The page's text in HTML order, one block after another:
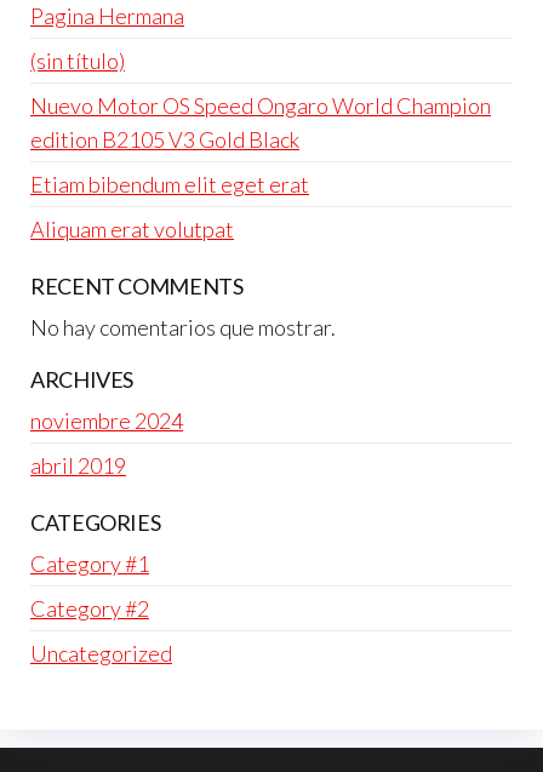
Pagina Hermana
(sin título)
Nuevo Motor OS Speed Ongaro World Champion
edition B2105 V3 Gold Black
Etiam bibendum elit eget erat
Aliquam erat volutpat
RECENT COMMENTS
No hay comentarios que mostrar.
ARCHIVES
noviembre 2024
abril 2019
CATEGORIES
Category #1
Category #2
Uncategorized